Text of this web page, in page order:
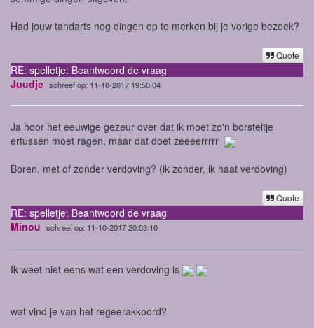
Had jouw tandarts nog dingen op te merken bij je vorige bezoek?
Quote
RE: spelletje: Beantwoord de vraag
Juudje schreef op: 11-10-2017 19:50:04
Ja hoor het eeuwige gezeur over dat ik moet zo'n borsteltje
ertussen moet ragen, maar dat doet zeeeerrrrr
Boren, met of zonder verdoving? (ik zonder, ik haat verdoving)
Quote
RE: spelletje: Beantwoord de vraag
Minou schreef op: 11-10-2017 20:03:10
Ik weet niet eens wat een verdoving is
wat vind je van het regeerakkoord?